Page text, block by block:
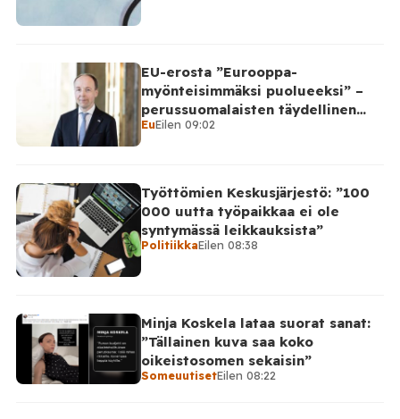
EU-erosta ”Eurooppa-
myönteisimmäksi puolueeksi” –
perussuomalaisten täydellinen
takinkääntö
EuEilen 09:02
Työttömien Keskusjärjestö: ”100
000 uutta työpaikkaa ei ole
syntymässä leikkauksista”
PolitiikkaEilen 08:38
Minja Koskela lataa suorat sanat:
”Tällainen kuva saa koko
oikeistosomen sekaisin”
SomeuutisetEilen 08:22